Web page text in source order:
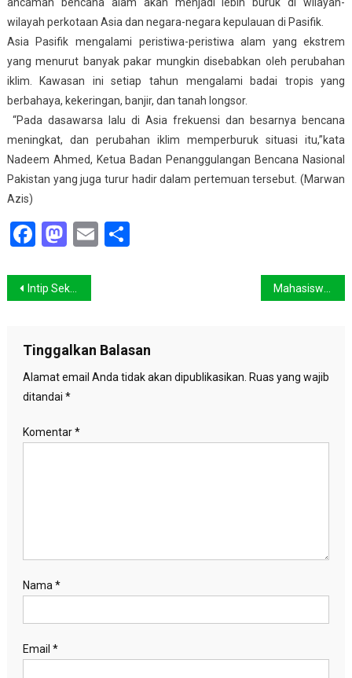
wilayah perkotaan Asia dan negara-negara kepulauan di Pasifik.
Asia Pasifik mengalami peristiwa-peristiwa alam yang ekstrem
yang menurut banyak pakar mungkin disebabkan oleh perubahan
iklim. Kawasan ini setiap tahun mengalami badai tropis yang
berbahaya, kekeringan, banjir, dan tanah longsor.
“Pada dasawarsa lalu di Asia frekuensi dan besarnya bencana
meningkat, dan perubahan iklim memperburuk situasi itu,”kata
Nadeem Ahmed, Ketua Badan Penanggulangan Bencana Nasional
Pakistan yang juga turur hadir dalam pertemuan tersebut. (Marwan
Azis)
Facebook
Mastodon
EmailShare
Navigasi
Intip Sekolah Orangutan
Tinggalkan Balasan
Alamat email Anda tidak akan dipublikasikan. Ruas yang wajib
ditandai *
Komentar*
Nama *
Email *